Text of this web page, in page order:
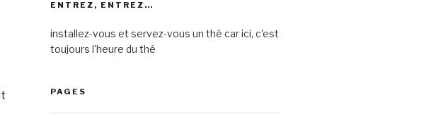
ENTREZ, ENTREZ…
installez-vous et servez-vous un thé car ici, c'est
toujours l'heure du thé
PAGES